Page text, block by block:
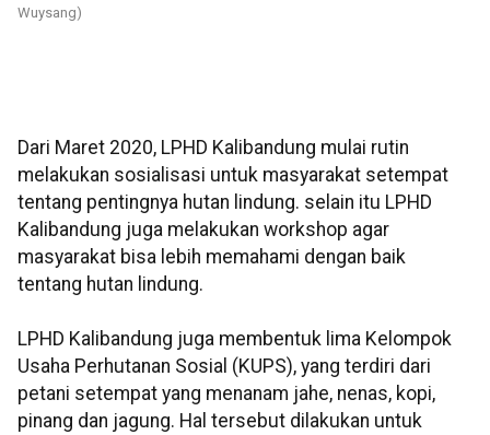
Wuysang)
Dari Maret 2020, LPHD Kalibandung mulai rutin
melakukan sosialisasi untuk masyarakat setempat
tentang pentingnya hutan lindung. selain itu LPHD
Kalibandung juga melakukan workshop agar
masyarakat bisa lebih memahami dengan baik
tentang hutan lindung.
LPHD Kalibandung juga membentuk lima Kelompok
Usaha Perhutanan Sosial (KUPS), yang terdiri dari
petani setempat yang menanam jahe, nenas, kopi,
pinang dan jagung. Hal tersebut dilakukan untuk